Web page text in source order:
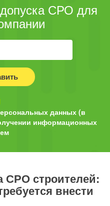
СРО для
данных (в
информационных
СРО строителей:
внести